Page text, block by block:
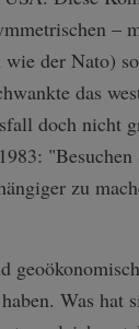
–
der Nato)
das
doch nicht
"Besuchen
zu
Was hat